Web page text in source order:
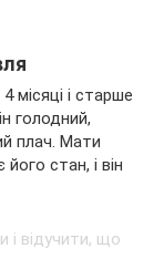
місяці і старше
голодний,
плач. Мати
стан, і він